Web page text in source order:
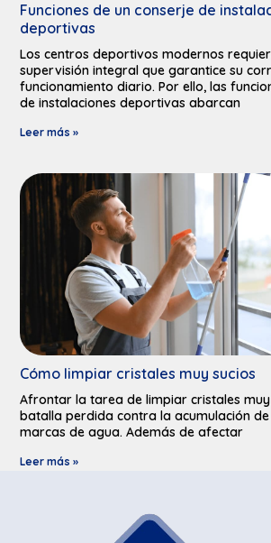
Funciones de un conserje de
deportivas​
Los centros deportivos modernos
supervisión integral que garantice su
funcionamiento diario. Por ello, las
de instalaciones deportivas abarcan
Leer más »
Cómo limpiar cristales muy sucios​
Afrontar la tarea de limpiar cristales
batalla perdida contra la acumulación
marcas de agua. Además de afectar
Leer más »